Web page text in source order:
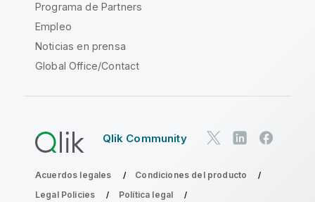
Programa de Partners
Empleo
Noticias en prensa
Global Office/Contact
Qlik Community
Acuerdos legales
Condiciones del producto
Legal Policies
Política legal